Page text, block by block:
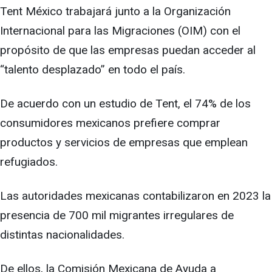
Tent México trabajará junto a la Organización
Internacional para las Migraciones (OIM) con el
propósito de que las empresas puedan acceder al
“talento desplazado” en todo el país.
De acuerdo con un estudio de Tent, el 74% de los
consumidores mexicanos prefiere comprar
productos y servicios de empresas que emplean
refugiados.
Las autoridades mexicanas contabilizaron en 2023 la
presencia de 700 mil migrantes irregulares de
distintas nacionalidades.
De ellos, la Comisión Mexicana de Ayuda a